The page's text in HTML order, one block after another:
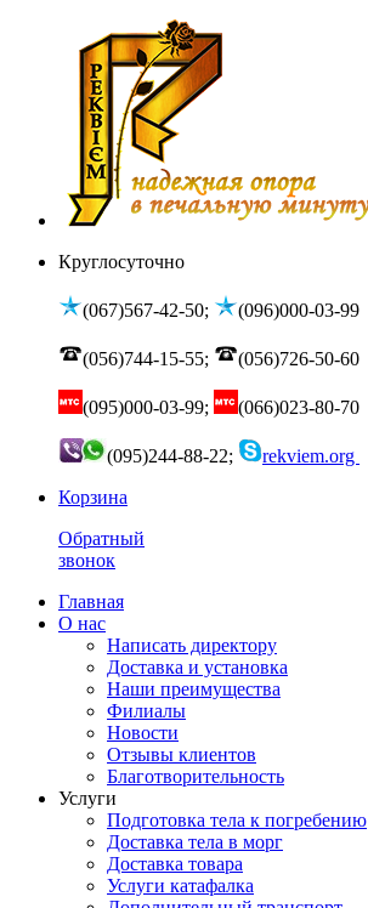
Круглосуточно
(067)567-42-50; (096)000-03-99
(056)744-15-55; (056)726-50-60
(095)000-03-99; (066)023-80-70
(095)244-88-22;
rekviem.org
Корзина
Обратный
звонок
Главная
О нас
Написать директору
Доставка и установка
Наши преимущества
Филиалы
Новости
Отзывы клиентов
Благотворительность
Услуги
Подготовка тела к погребению
Доставка тела в морг
Доставка товара
Услуги катафалка